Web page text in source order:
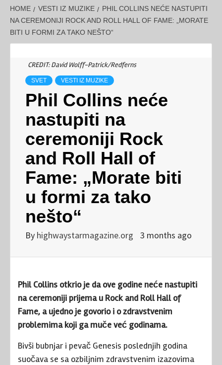
HOME VESTI IZ MUZIKE
PHIL COLLINS NEĆE NASTUPITI
NA CEREMONIJI ROCK AND ROLL HALL OF FAME: „MORATE
BITI U FORMI ZA TAKO NEŠTO“
CREDIT: David Wolff-Patrick/Redferns
SVET VESTI IZ MUZIKE
Phil Collins neće
nastupiti na
ceremoniji Rock
and Roll Hall of
Fame: „Morate biti
u formi za tako
nešto“
By highwaystarmagazine.org 3 months ago
Phil Collins otkrio je da ove godine neće nastupiti
na ceremoniji prijema u Rock and Roll Hall of
Fame, a ujedno je govorio i o zdravstvenim
problemima koji ga muče već godinama.
Bivši bubnjar i pevač Genesis poslednjih godina
suočava se sa ozbiljnim zdravstvenim izazovima